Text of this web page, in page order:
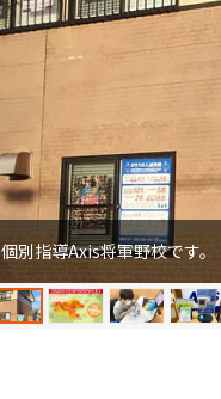
個別指導Axis将軍野校です。